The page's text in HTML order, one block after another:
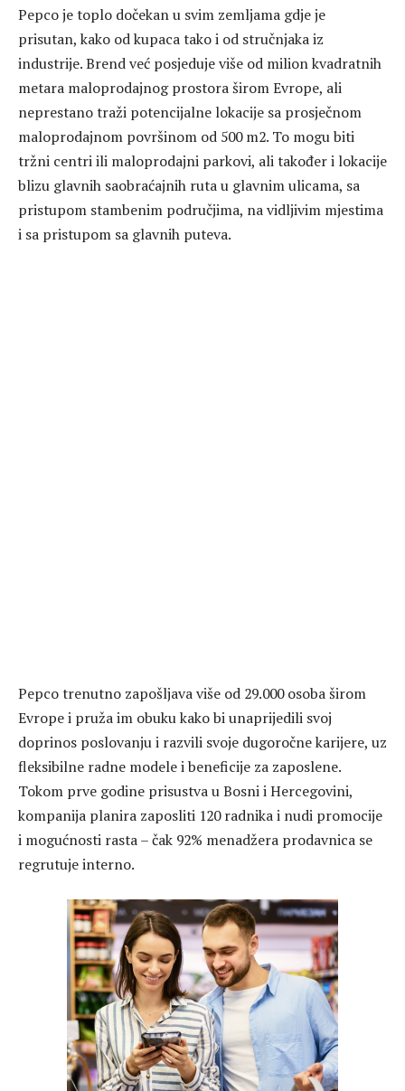
Pepco je toplo dočekan u svim zemljama gdje je
prisutan, kako od kupaca tako i od stručnjaka iz
industrije. Brend već posjeduje više od milion kvadratnih
metara maloprodajnog prostora širom Evrope, ali
neprestano traži potencijalne lokacije sa prosječnom
maloprodajnom površinom od 500 m2. To mogu biti
tržni centri ili maloprodajni parkovi, ali također i lokacije
blizu glavnih saobraćajnih ruta u glavnim ulicama, sa
pristupom stambenim područjima, na vidljivim mjestima
i sa pristupom sa glavnih puteva.
Pepco trenutno zapošljava više od 29.000 osoba širom
Evrope i pruža im obuku kako bi unaprijedili svoj
doprinos poslovanju i razvili svoje dugoročne karijere, uz
fleksibilne radne modele i beneficije za zaposlene.
Tokom prve godine prisustva u Bosni i Hercegovini,
kompanija planira zaposliti 120 radnika i nudi promocije
i mogućnosti rasta – čak 92% menadžera prodavnica se
regrutuje interno.